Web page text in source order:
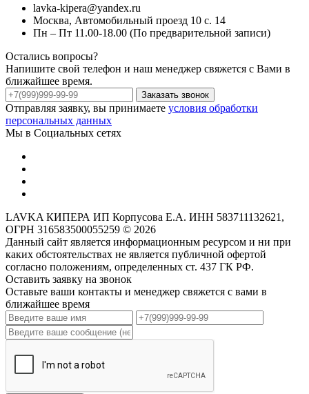
lavka-kipera@yandex.ru
Москва, Автомобильный проезд 10 с. 14
Пн – Пт 11.00-18.00 (По предварительной записи)
Остались вопросы?
Напишите свой телефон и наш менеджер свяжется с Вами в
ближайшее время.
Заказать звонок
Отправляя заявку, вы принимаете условия обработки
персональных данных
Мы в Социальных сетях
LAVKA КИПЕРА ИП Корпусова Е.А. ИНН 583711132621,
ОГРН 316583500055259 © 2026
Данный сайт является информационным ресурсом и ни при
каких обстоятельствах не является публичной офертой
согласно положениям, определенных ст. 437 ГК РФ.
Оставить заявку на звонок
Оставьте ваши контакты и менеджер свяжется с вами в
ближайшее время